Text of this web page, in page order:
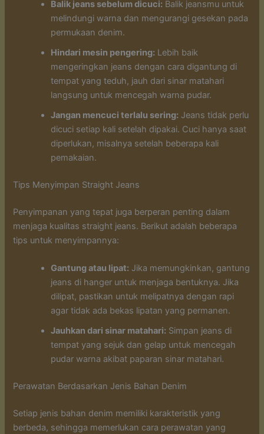
Balik jeans sebelum dicuci: Balik jeansmu untuk
melindungi warna dan mengurangi gesekan pada
permukaan denim.
Hindari mesin pengering: Lebih baik
mengeringkan jeans dengan cara digantung di
tempat yang teduh, jauh dari sinar matahari
langsung untuk mencegah warna pudar.
Jangan mencuci terlalu sering: Jeans tidak perlu
dicuci setiap kali setelah dipakai. Cuci hanya saat
diperlukan, misalnya setelah beberapa kali
pemakaian.
Tips Menyimpan Straight Jeans
Penyimpanan yang tepat juga berperan penting dalam
menjaga kualitas straight jeans. Berikut adalah beberapa
tips untuk menyimpannya:
Gantung atau lipat: Jika memungkinkan, gantung
jeans di hanger untuk menjaga bentuknya. Jika
dilipat, pastikan untuk melipatnya dengan rapi
agar tidak ada bekas lipatan yang permanen.
Jauhkan dari sinar matahari: Simpan jeans di
tempat yang sejuk dan gelap untuk mencegah
pudar warna akibat paparan sinar matahari.
Perawatan Berdasarkan Jenis Bahan Denim
Setiap jenis bahan denim memiliki karakteristik yang
berbeda, sehingga memerlukan cara perawatan yang